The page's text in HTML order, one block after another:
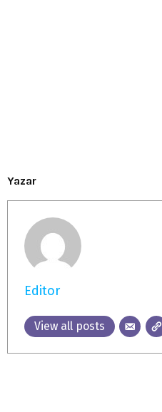
Yazar
Editor
View all posts